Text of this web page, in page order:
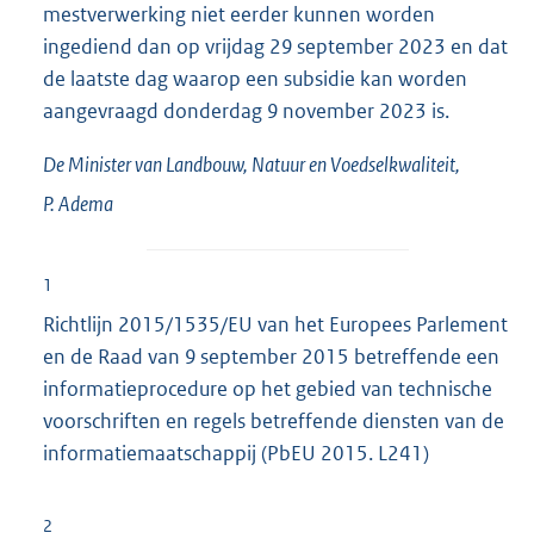
mestverwerking niet eerder kunnen worden
ingediend dan op vrijdag 29 september 2023 en dat
de laatste dag waarop een subsidie kan worden
aangevraagd donderdag 9 november 2023 is.
De Minister van Landbouw, Natuur en Voedselkwaliteit,
P.Adema
1
Richtlijn 2015/1535/EU van het Europees Parlement
en de Raad van 9 september 2015 betreffende een
informatieprocedure op het gebied van technische
voorschriften en regels betreffende diensten van de
informatiemaatschappij (PbEU 2015. L241)
2